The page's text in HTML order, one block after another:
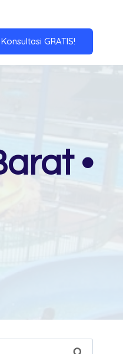
Konsultasi GRATIS!
•